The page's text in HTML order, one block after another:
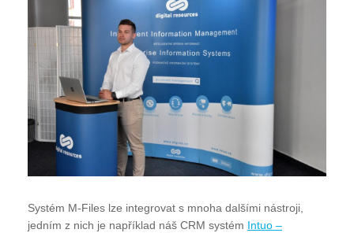
Systém M-Files lze integrovat s mnoha dalšími nástroji,
jedním z nich je například náš CRM systém Intuo –